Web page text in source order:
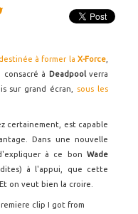
destinée à former laX-Force
consacré à Deadpoolverra
sur grand écran, sous les
certainement, est capable
Dans une nouvelle
à ce bon Wade
à l'appui, que cette
on veut bien la croire.
clip I got from